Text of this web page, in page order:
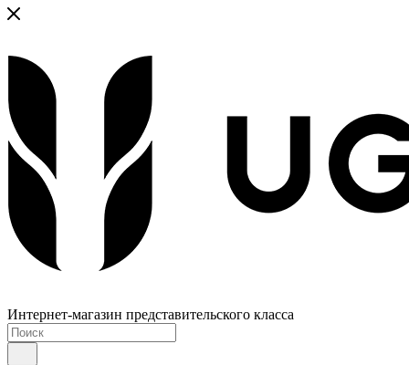
Интернет-магазин представительского класса